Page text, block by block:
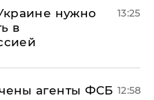
нужно
в
13:25
агенты ФСБ 12:58